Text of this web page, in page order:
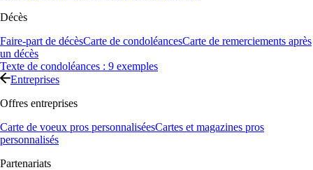
Décès
Faire-part de décèsCarte de condoléancesCarte de remerciements après
un décès
Texte de condoléances : 9 exemples
Entreprises
Offres entreprises
Carte de voeux pros personnaliséesCartes et magazines pros
personnalisés
Partenariats